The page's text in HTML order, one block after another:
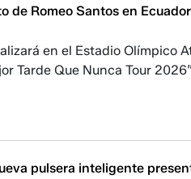
de Romeo Santos en
en el Estadio Olímpico
Tarde Que Nunca Tour
pulsera inteligente